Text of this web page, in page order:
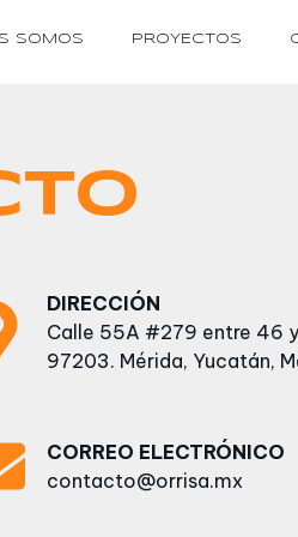
SOMOS PROYECTOS
DIRECCIÓN
Calle 55A #279 entre 46
97203. Mérida, Yucatán,
CORREO ELECTRÓNICO
contacto@orrisa.mx